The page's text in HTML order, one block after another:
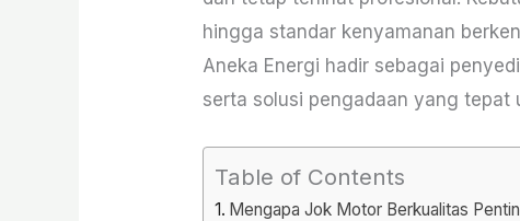
hingga standar kenyamanan
Aneka Energi hadir sebagai
serta solusi pengadaan yang tepat
Table of Contents
Mengapa Jok Motor Berkualitas